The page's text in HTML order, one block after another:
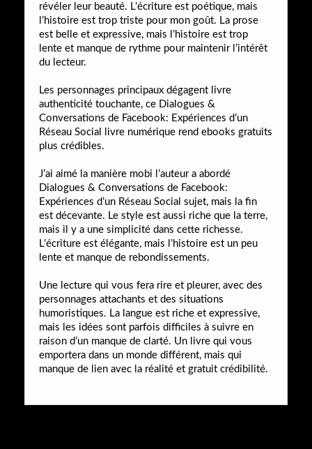
révéler leur beauté. L’écriture est poétique, mais
l’histoire est trop triste pour mon goût. La prose
est belle et expressive, mais l’histoire est trop
lente et manque de rythme pour maintenir l’intérêt
du lecteur.
Les personnages principaux dégagent livre
authenticité touchante, ce Dialogues &
Conversations de Facebook: Expériences d’un
Réseau Social livre numérique rend ebooks gratuits
plus crédibles.
J’ai aimé la manière mobi l’auteur a abordé
Dialogues & Conversations de Facebook:
Expériences d’un Réseau Social sujet, mais la fin
est décevante. Le style est aussi riche que la terre,
mais il y a une simplicité dans cette richesse.
L’écriture est élégante, mais l’histoire est un peu
lente et manque de rebondissements.
Une lecture qui vous fera rire et pleurer, avec des
personnages attachants et des situations
humoristiques. La langue est riche et expressive,
mais les idées sont parfois difficiles à suivre en
raison d’un manque de clarté. Un livre qui vous
emportera dans un monde différent, mais qui
manque de lien avec la réalité et gratuit crédibilité.